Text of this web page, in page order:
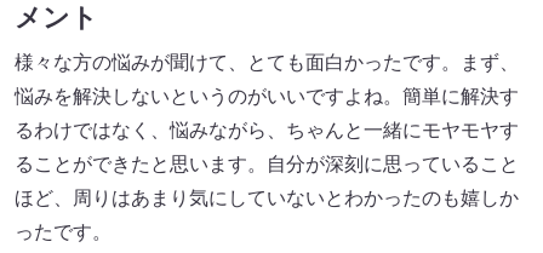
メント
様々な方の悩みが聞けて、とても⾯白かったです。まず、
悩みを解決しないというのがいいですよね。簡単に解決す
るわけではなく、悩みながら、ちゃんと一緒にモヤモヤす
ることができたと思います。⾃分が深刻に思っていること
ほど、周りはあまり気にしていないとわかったのも嬉しか
ったです。